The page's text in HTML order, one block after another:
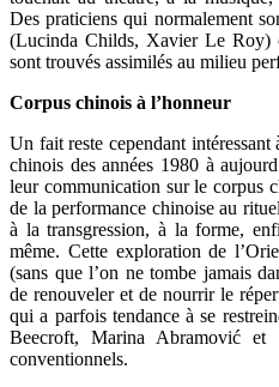
Des praticiens qui normalement
(Lucinda Childs, Xavier Le Roy)
sont trouvés assimilés au milieu
Corpus chinois à l’honneur
Un fait reste cependant
chinois des années 1980 à
leur communication sur le corpus
de la performance chinoise au
à la transgression, à la forme,
même. Cette exploration de
(sans que l’on ne tombe jamais
de renouveler et de nourrir le
qui a parfois tendance à se
Beecroft, Marina Abramović et
conventionnels.